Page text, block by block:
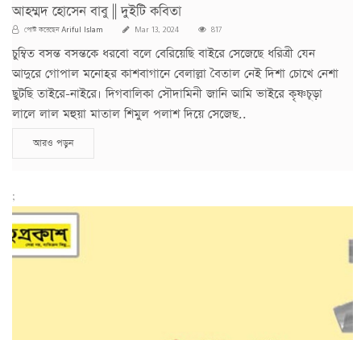
আহম্মদ হোসেন বাবু || দুইটি কবিতা
পোস্ট করেছেনAriful Islam Mar 13, 2024 817
চুম্বিত বসন্ত বসন্তকে ধরবো বলে বেরিয়েছি বাইরে সেজেছে ধরিত্রী যেন
আদুরে গোপাল মনোহর কাশবাগানে বেলাল্লা বৈতাল নেই দিশা চোখে নেশা
ছুটছি তাইরে-নাইরে। দিগবালিকা সৌদামিনী জানি আমি ভাইরে কৃষ্ণচূড়া
লালে লাল মহুয়া মাতাল শিমুল পলাশ দিয়ে সেজেছ..
আরও পড়ুন
;